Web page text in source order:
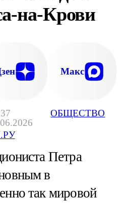
ОБЩЕСТВО
на-Крови
Макс
Петра
в
так мировой